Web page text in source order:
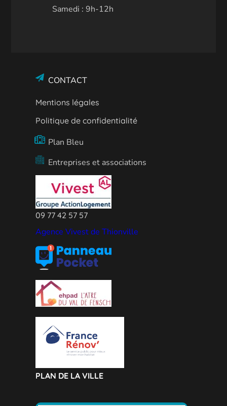
Samedi : 9h-12h
CONTACT
Mentions légales
Politique de confidentialité
Plan Bleu
Entreprises et associations
09 77 42 57 57
Agence Vivest de Thionville
PLAN DE LA VILLE